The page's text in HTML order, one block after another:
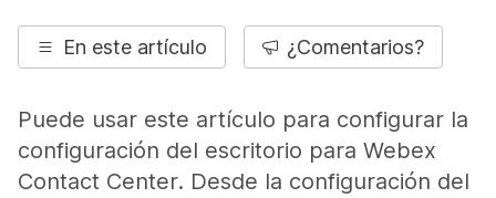
En este artículo ¿Comentarios?
Puede usar este artículo para configurar la
configuración del escritorio para Webex
Contact Center. Desde la configuración del